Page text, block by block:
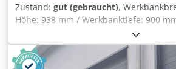
Zustand: gut (gebraucht),
Höhe: 938 mm / Werkbanktiefe: 900
sind enthalten: 02x Werkbankständer,
Materialfarbe: blau Rahmenprofil: 85
900 mm Ständertiefe: 900 mm Inkl.